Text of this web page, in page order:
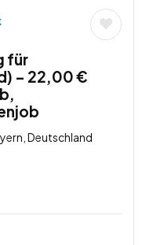
für
– 22,00 €
Deutschland